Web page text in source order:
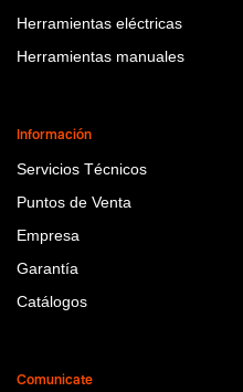
Herramientas eléctricas
Herramientas manuales
Información
Servicios Técnicos
Puntos de Venta
Empresa
Garantía
Catálogos
Comunicate